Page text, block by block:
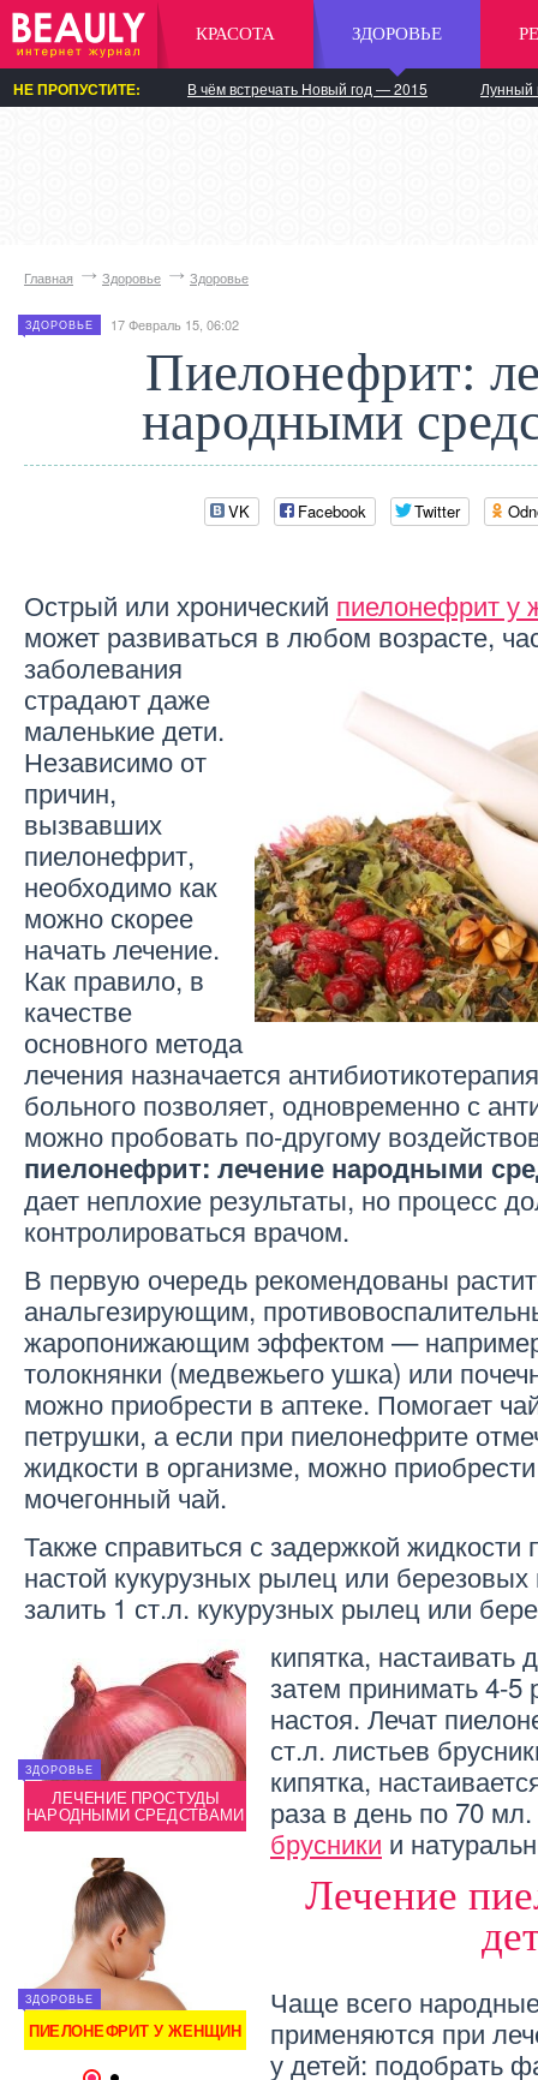
КРАСОТА ЗДОРОВЬЕ
НЕ ПРОПУСТИТЕ: В чём встречать Новый год — 2015 Лунный
Главная Здоровье Здоровье
ЗДОРОВЬЕ 17 Февраль 15, 06:02
Пиелонефрит:
народными
VK Facebook Twitter
Острый или хронический пиелонефрит у
может развиваться в любом возрасте,
заболевания
страдают даже
маленькие дети.
Независимо от
причин,
вызвавших
пиелонефрит,
необходимо как
можно скорее
начать лечение.
Как правило, в
качестве
основного метода
лечения назначается
больного позволяет, одновременно с
можно пробовать по-другому
пиелонефрит: лечение народными
дает неплохие результаты, но процесс
контролироваться врачом.
В первую очередь рекомендованы
анальгезирующим,
жаропонижающим эффектом —
толокнянки (медвежьего ушка) или
можно приобрести в аптеке. Помогает
петрушки, а если при пиелонефрите
жидкости в организме, можно
мочегонный чай.
Также справиться с задержкой жидкости
настой кукурузных рылец или
залить 1 ст.л. кукурузных рылец или
ЗДОРОВЬЕ
ЛЕЧЕНИЕ ПРОСТУДЫ
НАРОДНЫМИ СРЕДСТВАМИ
ЗДОРОВЬЕ
ПИЕЛОНЕФРИТ У ЖЕНЩИН
ГАСТРИТ: ЛЕЧЕНИЕ
ДОМАШНИМИ СРЕДСТВАМИ
ДУШИЦА ОБЫКНОВЕННАЯ –
СВОЙСТВА И ПРИМЕНЕНИЕ
кипятка, настаивать
затем принимать 4-5
настоя. Лечат
ст.л. листьев
кипятка,
раза в день по 70
брусники и
Лечение
Чаще всего
применяются при
у детей: подобрать